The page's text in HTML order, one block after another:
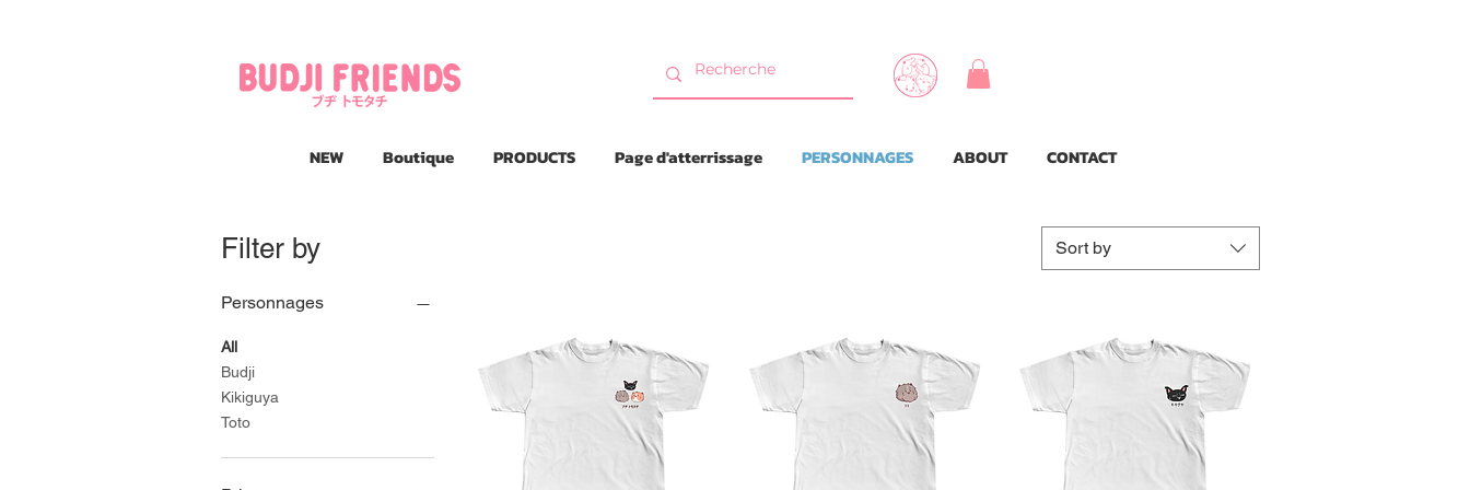
NEW Boutique PRODUCTS Page d'atterrissage PERSONNAGES ABOUT CONTACT
Filter by
Personnages
All
Budji
Kikiguya
Toto
Sort by